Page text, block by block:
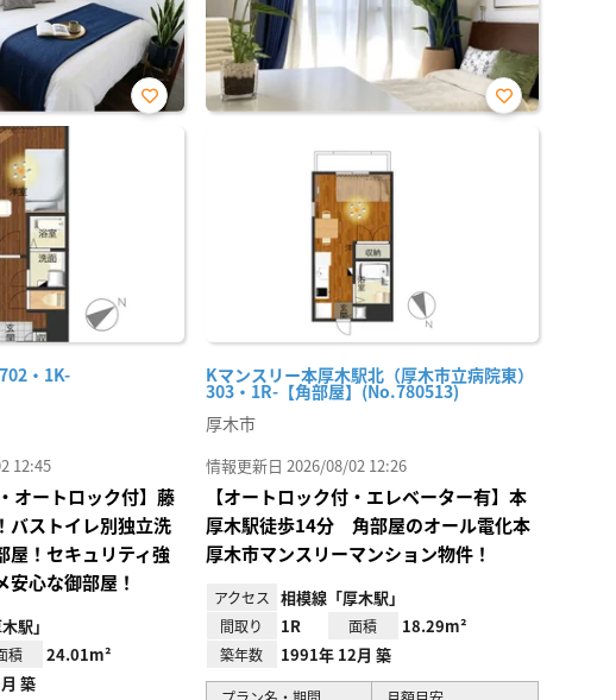
・1K-
お気
12:45
オートロック付】藤
バストイレ別独立洗
屋！セキュリティ強
安心な御部屋！
駅」
積 24.01m²
築
Kマンスリー本厚木駅北（厚木市立病院東）
303・1R-【角部屋】(No.780513)
お気
厚木市
情報更新日 2026/08/02 12:26
【オートロック付・エレベーター有】本
厚木駅徒歩14分 角部屋のオール電化本
厚木市マンスリーマンション物件！
アクセス 相模線「厚木駅」
間取り 1R 面積 18.29m²
築年数 1991年 12月 築